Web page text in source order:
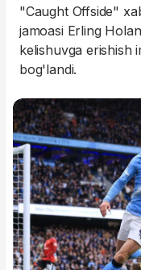
"Caught Offside"
jamoasi Erling
kelishuvga erishish
bog'landi.